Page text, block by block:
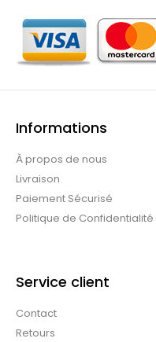
Informations
À propos de nous
Livraison
Paiement Sécurisé
Politique de Confidentialité
Service client
Contact
Retours